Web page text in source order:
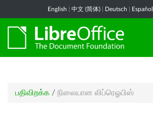
English 中文 (简体) Deutsch Español
பதிவிறக்க / நிலையான லிப்ரெஓபிஸ்